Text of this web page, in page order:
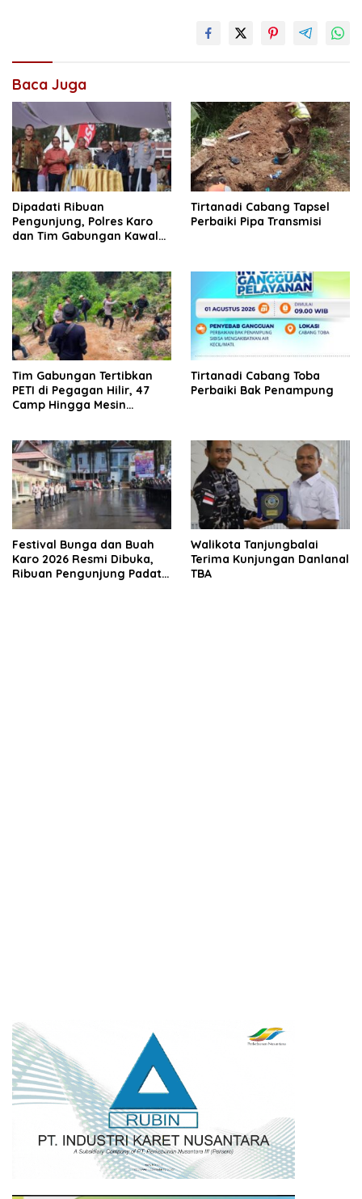
Baca Juga
Dipadati Ribuan
Pengunjung, Polres Karo
dan Tim Gabungan Kawal
Tirtanadi Cabang Tapsel
Perbaiki Pipa Transmisi
Tim Gabungan Tertibkan
PETI di Pegagan Hilir, 47
Camp Hingga Mesin
Tirtanadi Cabang Toba
Perbaiki Bak Penampung
Festival Bunga dan Buah
Karo 2026 Resmi Dibuka,
Ribuan Pengunjung Padati
Walikota Tanjungbalai
Terima Kunjungan Danlanal
TBA